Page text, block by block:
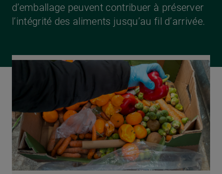
d’emballage peuvent contribuer à préserver
l’intégrité des aliments jusqu’au fil d’arrivée.